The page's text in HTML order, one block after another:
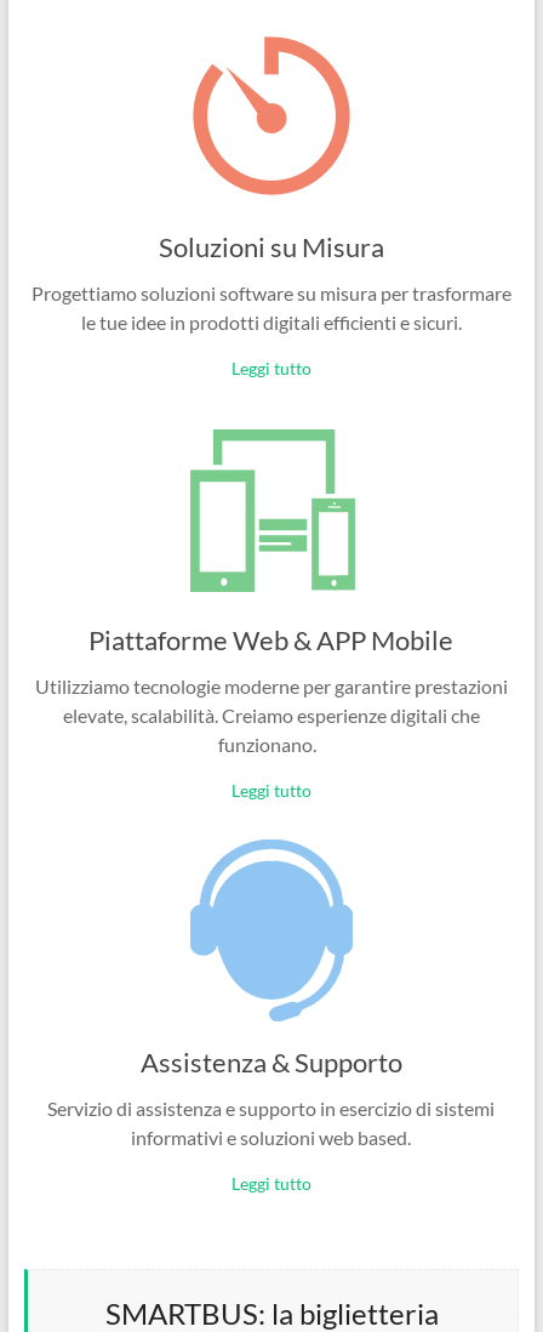
Soluzioni su Misura
Progettiamo soluzioni software su misura per trasformare
le tue idee in prodotti digitali efficienti e sicuri.
Leggi tutto
Piattaforme Web & APP Mobile
Utilizziamo tecnologie moderne per garantire prestazioni
elevate, scalabilità. Creiamo esperienze digitali che
funzionano.
Leggi tutto
Assistenza & Supporto
Servizio di assistenza e supporto in esercizio di sistemi
informativi e soluzioni web based.
Leggi tutto
SMARTBUS: la biglietteria